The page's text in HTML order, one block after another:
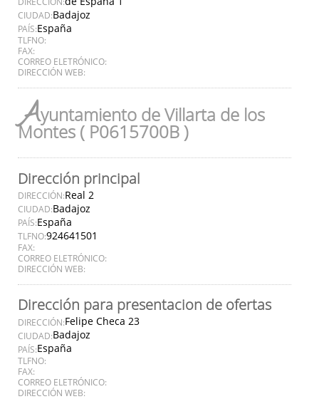
CIUDAD:Badajoz
PAÍS:España
TLFNO:
FAX:
CORREO ELETRÓNICO:
DIRECCIÓN WEB:
Ayuntamiento de Villarta de los
Montes ( P0615700B )
Dirección principal
DIRECCIÓN:Real 2
CIUDAD:Badajoz
PAÍS:España
TLFNO:924641501
FAX:
CORREO ELETRÓNICO:
DIRECCIÓN WEB:
Dirección para presentacion de ofertas
DIRECCIÓN:Felipe Checa 23
CIUDAD:Badajoz
PAÍS:España
TLFNO:
FAX:
CORREO ELETRÓNICO:
DIRECCIÓN WEB: